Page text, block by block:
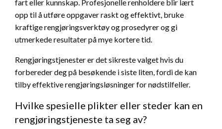
fart eller kunnskap. Profesjonelle renholdere blir lært
opp til å utføre oppgaver raskt og effektivt, bruke
kraftige rengjøringsverktøy og prosedyrer og gi
utmerkede resultater på mye kortere tid.
Rengjøringstjenester er det sikreste valget hvis du
forbereder deg på besøkende i siste liten, fordi de kan
tilby effektive rengjøringsløsninger for nødstilfeller.
Hvilke spesielle plikter eller steder kan en
rengjøringstjeneste ta seg av?